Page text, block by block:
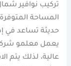
تركيب نوافير
المساحة
حديثة تساعد في
يعمل معلمو شركة
عالية، لذلك يتم